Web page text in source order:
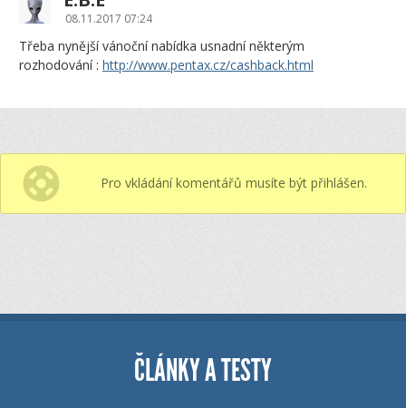
08.11.2017 07:24
Třeba nynější vánoční nabídka usnadní některým
rozhodování : http://www.pentax.cz/cashback.html
Pro vkládání komentářů musíte být přihlášen.
ČLÁNKY A TESTY